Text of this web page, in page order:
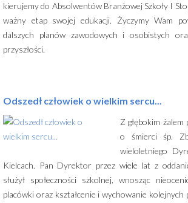
kierujemy do Absolwentów Branżowej Szkoły I
ważny etap swojej edukacji. Życzymy Wam
dalszych planów zawodowych i osobistych
przyszłości.
Odszedł człowiek o wielkim sercu...
Z głębokim
o śmierci śp.
wieloletniego
Kielcach. Pan Dyrektor przez wiele lat z
służył społeczności szkolnej, wnosząc
placówki oraz kształcenie i wychowanie kolejnych